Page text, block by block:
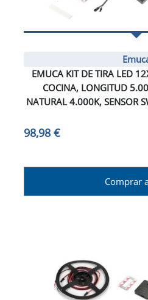
EMUCA KIT DE TIRA LED
COCINA, LONGITUD
NATURAL 4.000K, SENSOR
98,98 €
Comprar